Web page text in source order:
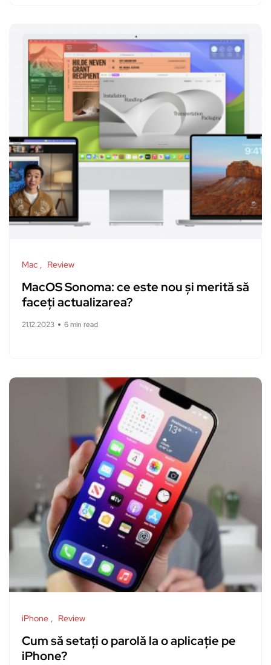
Mac Review
MacOS Sonoma: ce este nou și merită să
faceți actualizarea?
21.12.2023 6 min read
iPhone Review
Cum să setați o parolă la o aplicație pe
iPhone?